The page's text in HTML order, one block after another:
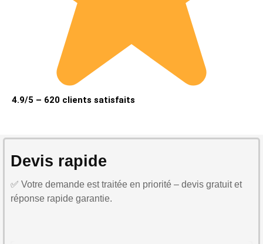
4.9/5 – 620 clients satisfaits
Devis rapide
✅ Votre demande est traitée en priorité – devis gratuit et
réponse rapide garantie.